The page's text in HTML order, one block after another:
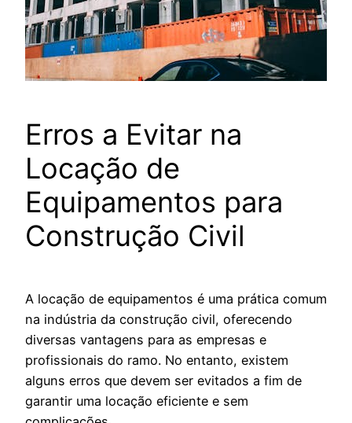
Erros a Evitar na
Locação de
Equipamentos para
Construção Civil
A locação de equipamentos é uma prática comum
na indústria da construção civil, oferecendo
diversas vantagens para as empresas e
profissionais do ramo. No entanto, existem
alguns erros que devem ser evitados a fim de
garantir uma locação eficiente e sem